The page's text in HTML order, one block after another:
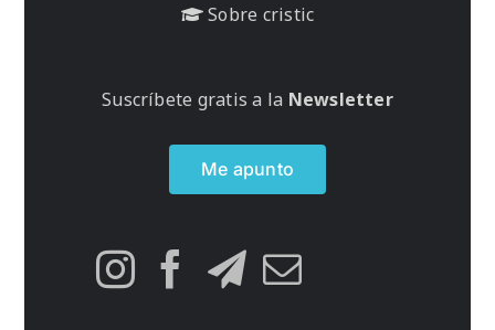
Sobre cristic
Suscríbete gratis a la Newsletter
Me apunto